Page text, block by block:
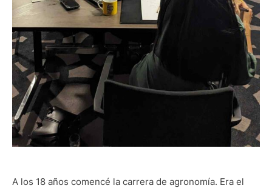
A los 18 años comencé la carrera de agronomía. Era el